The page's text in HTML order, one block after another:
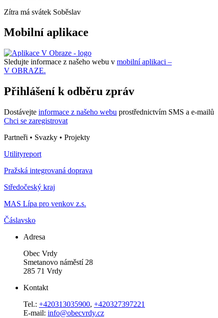
Zítra má svátek Soběslav
Mobilní aplikace
Sledujte informace z našeho webu v mobilní aplikaci –
V OBRAZE.
Přihlášení k odběru zpráv
Dostávejte informace z našeho webu prostřednictvím SMS a e-mailů
Chci se zaregistrovat
Partneři • Svazky • Projekty
Utilityreport
Pražská integrovaná doprava
Středočeský kraj
MAS Lípa pro venkov z.s.
Čáslavsko
Adresa
Obec Vrdy
Smetanovo náměstí 28
285 71 Vrdy
Kontakt
Tel.: +420313035900, +420327397221
E-mail: info@obecvrdy.cz